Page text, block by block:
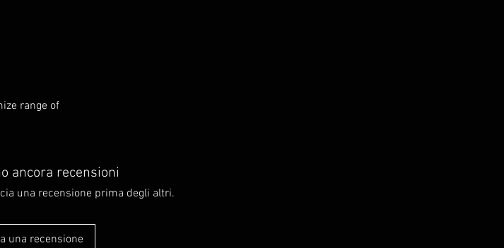
range of
ancora recensioni
una recensione prima degli altri.
una recensione